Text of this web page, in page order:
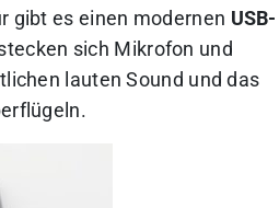
gibt es einen modernen USB-
sich Mikrofon und
lauten Sound und das